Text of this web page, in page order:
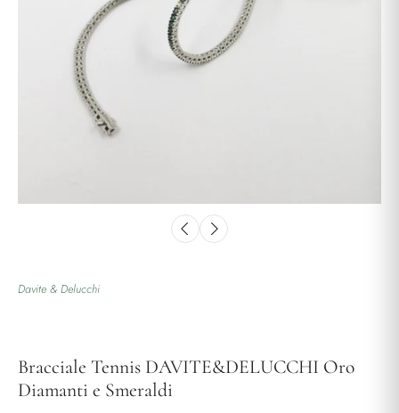
Davite & Delucchi
Bracciale Tennis DAVITE&DELUCCHI Oro
Diamanti e Smeraldi